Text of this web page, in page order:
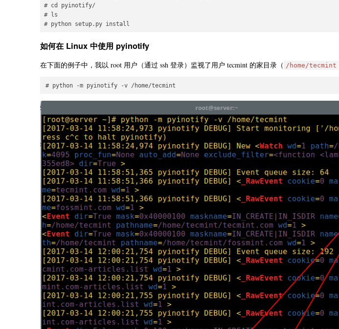
# cd pyinotify/
# ls
如何在 Linux 中使用 pyinotify
在下面的例子中，我以 root 用户（通过 ssh 登录）监视了用户 tecmint 的家目录（ /home/tecmint